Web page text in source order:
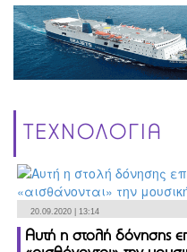
ΤΕΧΝΟΛΟΓΙΑ
20.09.2020 | 13:14
Αυτή η στολή δόνησης